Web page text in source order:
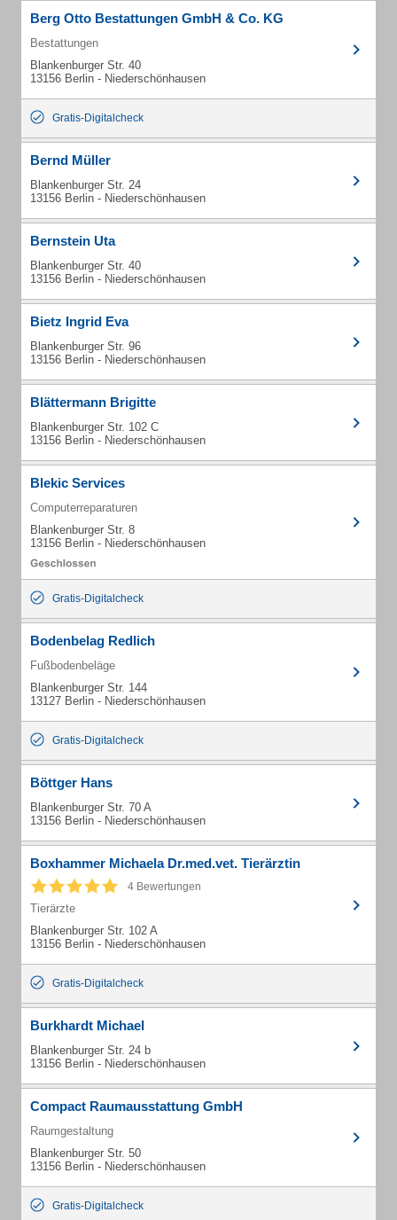
Berg Otto Bestattungen GmbH & Co. KG
Bestattungen
Blankenburger Str. 40
13156 Berlin - Niederschönhausen
Gratis-Digitalcheck
Bernd Müller
Blankenburger Str. 24
13156 Berlin - Niederschönhausen
Bernstein Uta
Blankenburger Str. 40
13156 Berlin - Niederschönhausen
Bietz Ingrid Eva
Blankenburger Str. 96
13156 Berlin - Niederschönhausen
Blättermann Brigitte
Blankenburger Str. 102 C
13156 Berlin - Niederschönhausen
Blekic Services
Computerreparaturen
Blankenburger Str. 8
13156 Berlin - Niederschönhausen
Gratis-Digitalcheck
Bodenbelag Redlich
Fußbodenbeläge
Blankenburger Str. 144
13127 Berlin - Niederschönhausen
Gratis-Digitalcheck
Böttger Hans
Blankenburger Str. 70 A
13156 Berlin - Niederschönhausen
Boxhammer Michaela Dr.med.vet. Tierärztin
4 Bewertungen
Tierärzte
Blankenburger Str. 102 A
13156 Berlin - Niederschönhausen
Gratis-Digitalcheck
Burkhardt Michael
Blankenburger Str. 24 b
13156 Berlin - Niederschönhausen
Compact Raumausstattung GmbH
Raumgestaltung
Blankenburger Str. 50
13156 Berlin - Niederschönhausen
Gratis-Digitalcheck